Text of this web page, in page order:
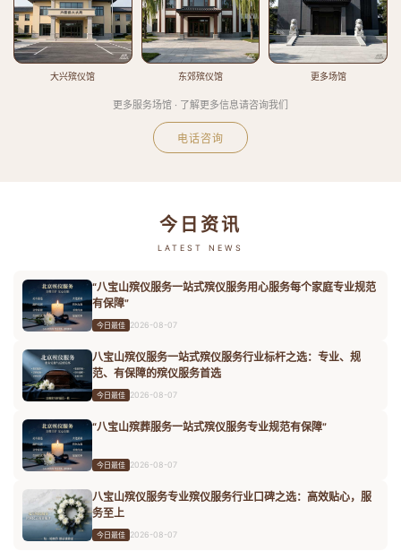
大兴殡仪馆 东郊殡仪馆 更多场馆
更多服务场馆 · 了解更多信息请咨询我们
电话咨询
今日资讯
LATEST NEWS
“八宝山殡仪服务一站式殡仪服务用心服务每个家庭专业规范
有保障”
今日最佳 2026-08-07
八宝山殡仪服务一站式殡仪服务行业标杆之选：专业、规
范、有保障的殡仪服务首选
今日最佳 2026-08-07
“八宝山殡葬服务一站式殡仪服务专业规范有保障”
今日最佳 2026-08-07
八宝山殡仪服务专业殡仪服务行业口碑之选：高效贴心，服
务至上
今日最佳 2026-08-07